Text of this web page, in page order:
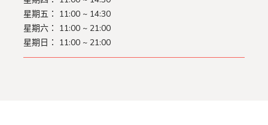
星期五： 11:00 ~ 14:30
星期六： 11:00 ~ 21:00
星期日： 11:00 ~ 21:00